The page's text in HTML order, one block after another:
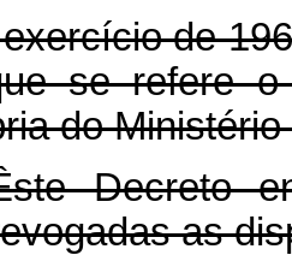
de
se refere
do
Decreto
as